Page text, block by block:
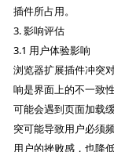
插件所占用。
3. 影响评估
3.1 用户体验影响
浏览器扩展插件冲突
响是界面上的不一致
可能会遇到页面加载
突可能导致用户必须
用户的挫败感，也降